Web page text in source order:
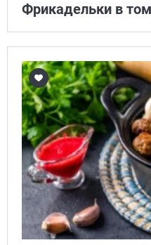
Фрикадельки в